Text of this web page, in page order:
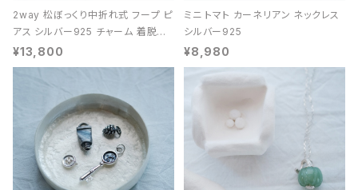
2way 松ぼっくり中折れ式 フープ ピ
アス シルバー925 チャーム 着脱可
能 レディース ユニセックス
¥13,800
ミニ トマト カーネリアン ネックレス
シルバー925
¥8,980